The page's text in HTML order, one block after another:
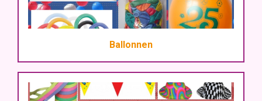
Ballonnen